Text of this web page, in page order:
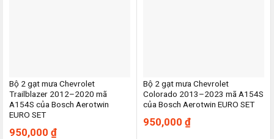
Bộ 2 gạt mưa Chevrolet
Trailblazer 2012–2020 mã
A154S của Bosch Aerotwin
EURO SET
950,000 ₫
Bộ 2 gạt mưa Chevrolet
Colorado 2013–2023 mã A154S
của Bosch Aerotwin EURO SET
950,000 ₫